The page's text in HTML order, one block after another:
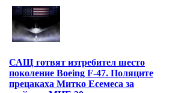
САЩ готвят изтребител шесто
поколение Boeing F-47. Поляците
прецакаха Митко Есемеса за